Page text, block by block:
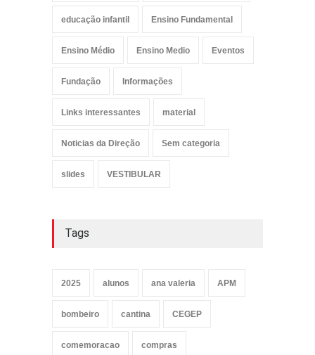
educação infantil Ensino Fundamental
Ensino Médio Ensino Medio Eventos
Fundação Informações
Links interessantes material
Noticias da Direção Sem categoria
slides VESTIBULAR
Tags
2025 alunos ana valeria APM
bombeiro cantina CEGEP
comemoracao compras